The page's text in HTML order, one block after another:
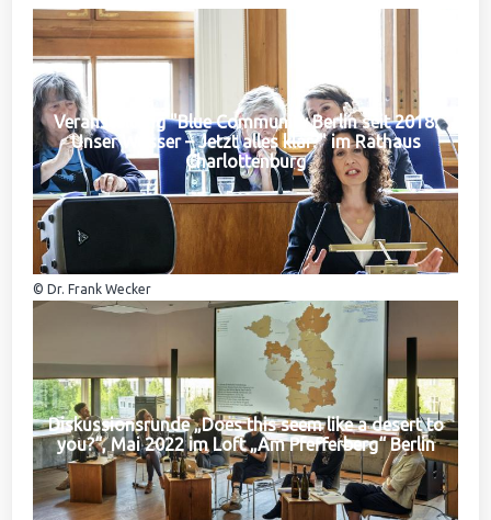
Veranstaltung "Blue Community Berlin seit 2018:
Unser Wasser – Jetzt alles klar?" im Rathaus
Charlottenburg
© Dr. Frank Wecker
Diskussionsrunde „Does this seem like a desert to
you?“, Mai 2022 im Loft „Am Pfefferberg“ Berlin